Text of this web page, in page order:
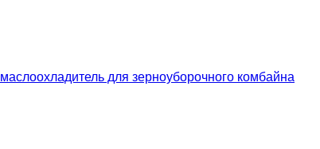
маслоохладитель для зерноуборочного комбайна